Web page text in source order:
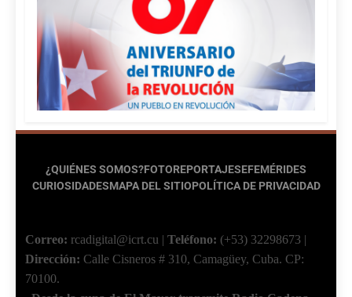
¿QUIÉNES SOMOS?FOTOREPORTAJESEFEMÉRIDES
CURIOSIDADESMAPA DEL SITIOPOLÍTICA DE PRIVACIDAD
Correo: rcadigital@icrt.cu | Teléfono: (+53) 32298673 |
Dirección: Calle Cisneros # 310, Camagüey, Cuba. CP:
70100.